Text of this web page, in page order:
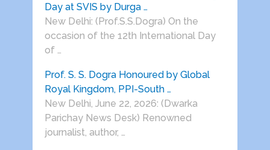
Day at SVIS by Durga …
New Delhi: (Prof.S.S.Dogra) On the
occasion of the 12th International Day
of …
Prof. S. S. Dogra Honoured by Global
Royal Kingdom, PPI-South …
New Delhi, June 22, 2026: (Dwarka
Parichay News Desk) Renowned
journalist, author, …